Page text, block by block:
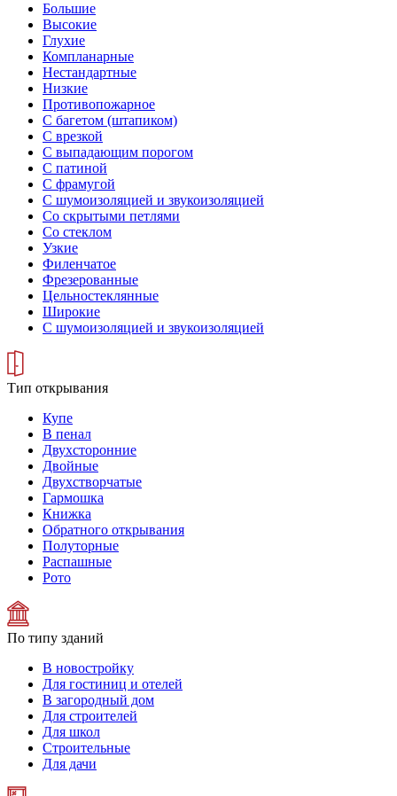
Большие
Высокие
Глухие
Компланарные
Нестандартные
Низкие
Противопожарное
С багетом (штапиком)
С врезкой
С выпадающим порогом
С патиной
С фрамугой
С шумоизоляцией и звукоизоляцией
Со скрытыми петлями
Со стеклом
Узкие
Филенчатое
Фрезерованные
Цельностеклянные
Широкие
С шумоизоляцией и звукоизоляцией
Тип открывания
Купе
В пенал
Двухсторонние
Двойные
Двухстворчатые
Гармошка
Книжка
Обратного открывания
Полуторные
Распашные
Рото
По типу зданий
В новостройку
Для гостиниц и отелей
В загородный дом
Для строителей
Для школ
Строительные
Для дачи